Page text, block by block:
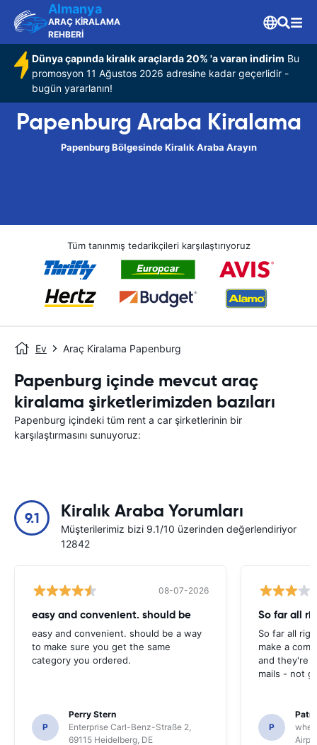
Almanya
ARAÇ KİRALAMA
REHBERİ
Dünya çapında kiralık araçlarda 20% 'a varan indirim Bu
promosyon 11 Ağustos 2026 adresine kadar geçerlidir -
bugün yararlanın!
Papenburg Araba Kiralama
Papenburg Bölgesinde Kiralık Araba Arayın
Tüm tanınmış tedarikçileri karşılaştırıyoruz
Ev Araç Kiralama Papenburg
Papenburg içinde mevcut araç
kiralama şirketlerimizden bazıları
Papenburg içindeki tüm rent a car şirketlerinin bir
karşılaştırmasını sunuyoruz:
9.1 Kiralık Araba Yorumları
Müşterilerimiz bizi 9.1/10 üzerinden değerlendiriyor
12842
08-07-2026
easy and convenient. should be
easy and convenient. should be a way
to make sure you get the same
category you ordered.
P
Perry Stern
Enterprise Carl-Benz-Straße 2,
69115 Heidelberg, DE
So far all
So far all
make a
and they're
mails - not
P